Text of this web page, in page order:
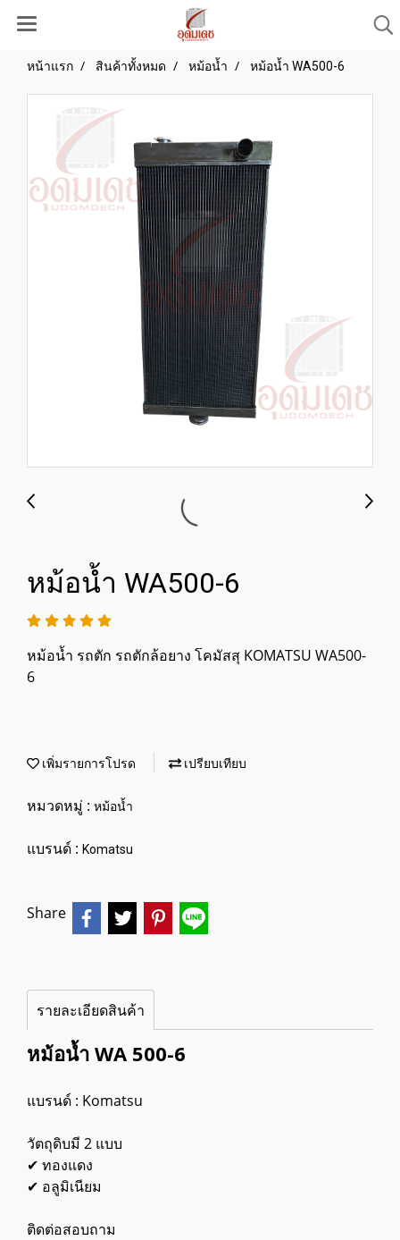
หน้าแรก สินค้าทั้งหมด หม้อน้ำ หม้อน้ำ WA500-6
หม้อน้ำ WA500-6
หม้อน้ำ รถตัก รถตักล้อยาง โคมัสสุ KOMATSU WA500-
6
เพิ่มรายการโปรด เปรียบเทียบ
หมวดหมู่ : หม้อน้ำ
แบรนด์ : Komatsu
Share
รายละเอียดสินค้า
หม้อน้ำ WA 500-6
แบรนด์ : Komatsu
วัตถุดิบมี 2 แบบ
✔ ทองแดง
✔ อลูมิเนียม
ติดต่อสอบถาม